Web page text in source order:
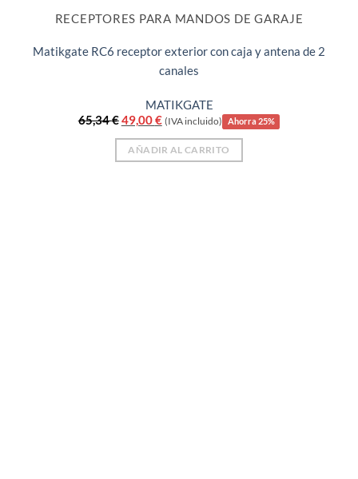
RECEPTORES PARA MANDOS DE GARAJE
Matikgate RC6 receptor exterior con caja y antena de 2
canales
MATIKGATE
65,34€El
original
era:
49,00€El
actual
es:
(IVA incluido) Ahorra 25%
AÑADIR AL CARRITO